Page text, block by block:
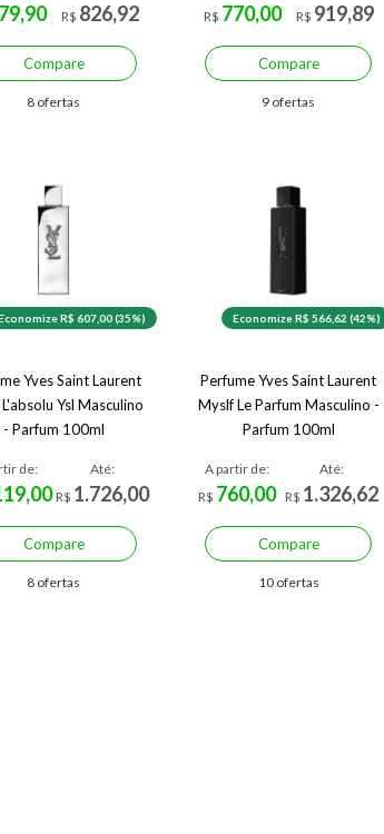
R$ 826,92
Compare
8 ofertas
R$ 770,00
R$ 919,89
Compare
9 ofertas
R$ 607,00 (35%)
Yves Saint Laurent
Ysl Masculino
- Parfum 100ml
de:
Até:
R$ 1.726,00
Compare
8 ofertas
Economize R$ 566,62 (42%)
Perfume Yves Saint Laurent
Myslf Le Parfum Masculino -
Parfum 100ml
A partir de:
R$ 760,00
Até:
R$ 1.326,62
Compare
10 ofertas